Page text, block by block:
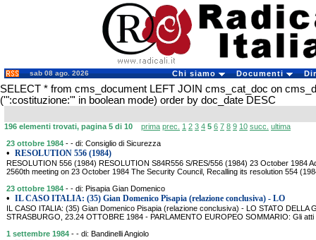
sab 08 ago. 2026 Chi siamo Documenti
SELECT * from cms_document LEFT JOIN cms_cat_doc on
('":costituzione:"' in boolean mode) order by doc_date DESC
196 elementi trovati, pagina 5 di 10 prima prec. 1 2 3 4 5 6 7 8 9 10 succ. ultima
23 ottobre 1984 - - di: Consiglio di Sicurezza
• RESOLUTION 556 (1984)
RESOLUTION 556 (1984) RESOLUTION S84R556 S/RES/556 (1984) 23 October 1984
2560th meeting on 23 October 1984 The Security Council, Recalling its resolution 554
23 ottobre 1984 - - di: Pisapia Gian Domenico
• IL CASO ITALIA: (35) Gian Domenico Pisapia (relazione conclusiva) - LO
IL CASO ITALIA: (35) Gian Domenico Pisapia (relazione conclusiva) - LO STATO DELLA
STRASBURGO, 23.24 OTTOBRE 1984 - PARLAMENTO EUROPEO SOMMARIO: Gli
1 settembre 1984 - - di: Bandinelli Angiolo